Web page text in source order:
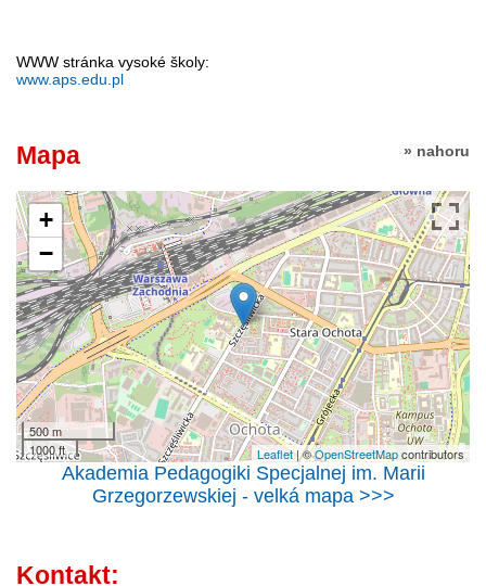
WWW stránka vysoké školy:
www.aps.edu.pl
» nahoru
Mapa
+
−
500 m
1000 ft
Leaflet| ©OpenStreetMapcontributors
Akademia Pedagogiki Specjalnej im. Marii
Grzegorzewskiej - velká mapa >>>
Kontakt: